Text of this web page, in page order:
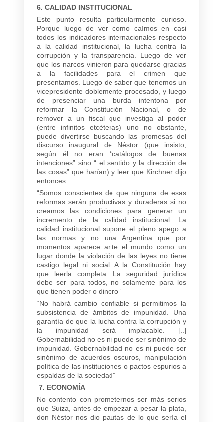
6. CALIDAD INSTITUCIONAL
Este punto resulta particularmente curioso.
Porque luego de ver como caímos en casi
todos los indicadores internacionales respecto
a la calidad institucional, la lucha contra la
corrupción y la transparencia. Luego de ver
que los narcos vinieron para quedarse gracias
a la facilidades para el crimen que
presentamos. Luego de saber que tenemos un
vicepresidente doblemente procesado, y luego
de presenciar una burda intentona por
reformar la Constitución Nacional, o de
remover a un fiscal que investiga al poder
(entre infinitos etcéteras) uno no obstante,
puede divertirse buscando las promesas del
discurso inaugural de Néstor (que insisto,
según él no eran “catálogos de buenas
intenciones” sino “ el sentido y la dirección de
las cosas” que harían) y leer que Kirchner dijo
entonces:
“Somos conscientes de que ninguna de esas
reformas serán productivas y duraderas si no
creamos las condiciones para generar un
incremento de la calidad institucional. La
calidad institucional supone el pleno apego a
las normas y no una Argentina que por
momentos aparece ante el mundo como un
lugar donde la violación de las leyes no tiene
castigo legal ni social. A la Constitución hay
que leerla completa. La seguridad jurídica
debe ser para todos, no solamente para los
que tienen poder o dinero”
“No habrá cambio confiable si permitimos la
subsistencia de ámbitos de impunidad. Una
garantía de que la lucha contra la corrupción y
la impunidad será implacable. [..]
Gobernabilidad no es ni puede ser sinónimo de
impunidad. Gobernabilidad no es ni puede ser
sinónimo de acuerdos oscuros, manipulación
política de las instituciones o pactos espurios a
espaldas de la sociedad”
7. ECONOMÍA
No contento con prometernos ser más serios
que Suiza, antes de empezar a pesar la plata,
don Néstor nos dio pautas de lo que sería el